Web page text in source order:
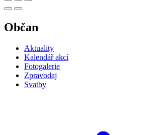
Občan
Aktuality
Kalendář akcí
Fotogalerie
Zpravodaj
Svatby